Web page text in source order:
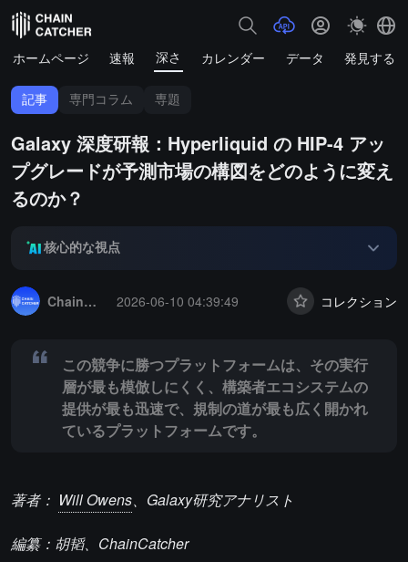
ホームページ 速報 深さ カレンダー データ 発見する
記事 専門コラム 専題
Galaxy 深度研報：Hyperliquid の HIP-4 アッ
プグレードが予測市場の構図をどのように変え
るのか？
核心的な視点
ChainCatcher セレクション
2026-06-10 04:39:49 コレクション
この競争に勝つプラットフォームは、その実行
層が最も模倣しにくく、構築者エコシステムの
提供が最も迅速で、規制の道が最も広く開かれ
ているプラットフォームです。
著者： Will Owens、Galaxy研究アナリスト
編纂：胡韬、ChainCatcher